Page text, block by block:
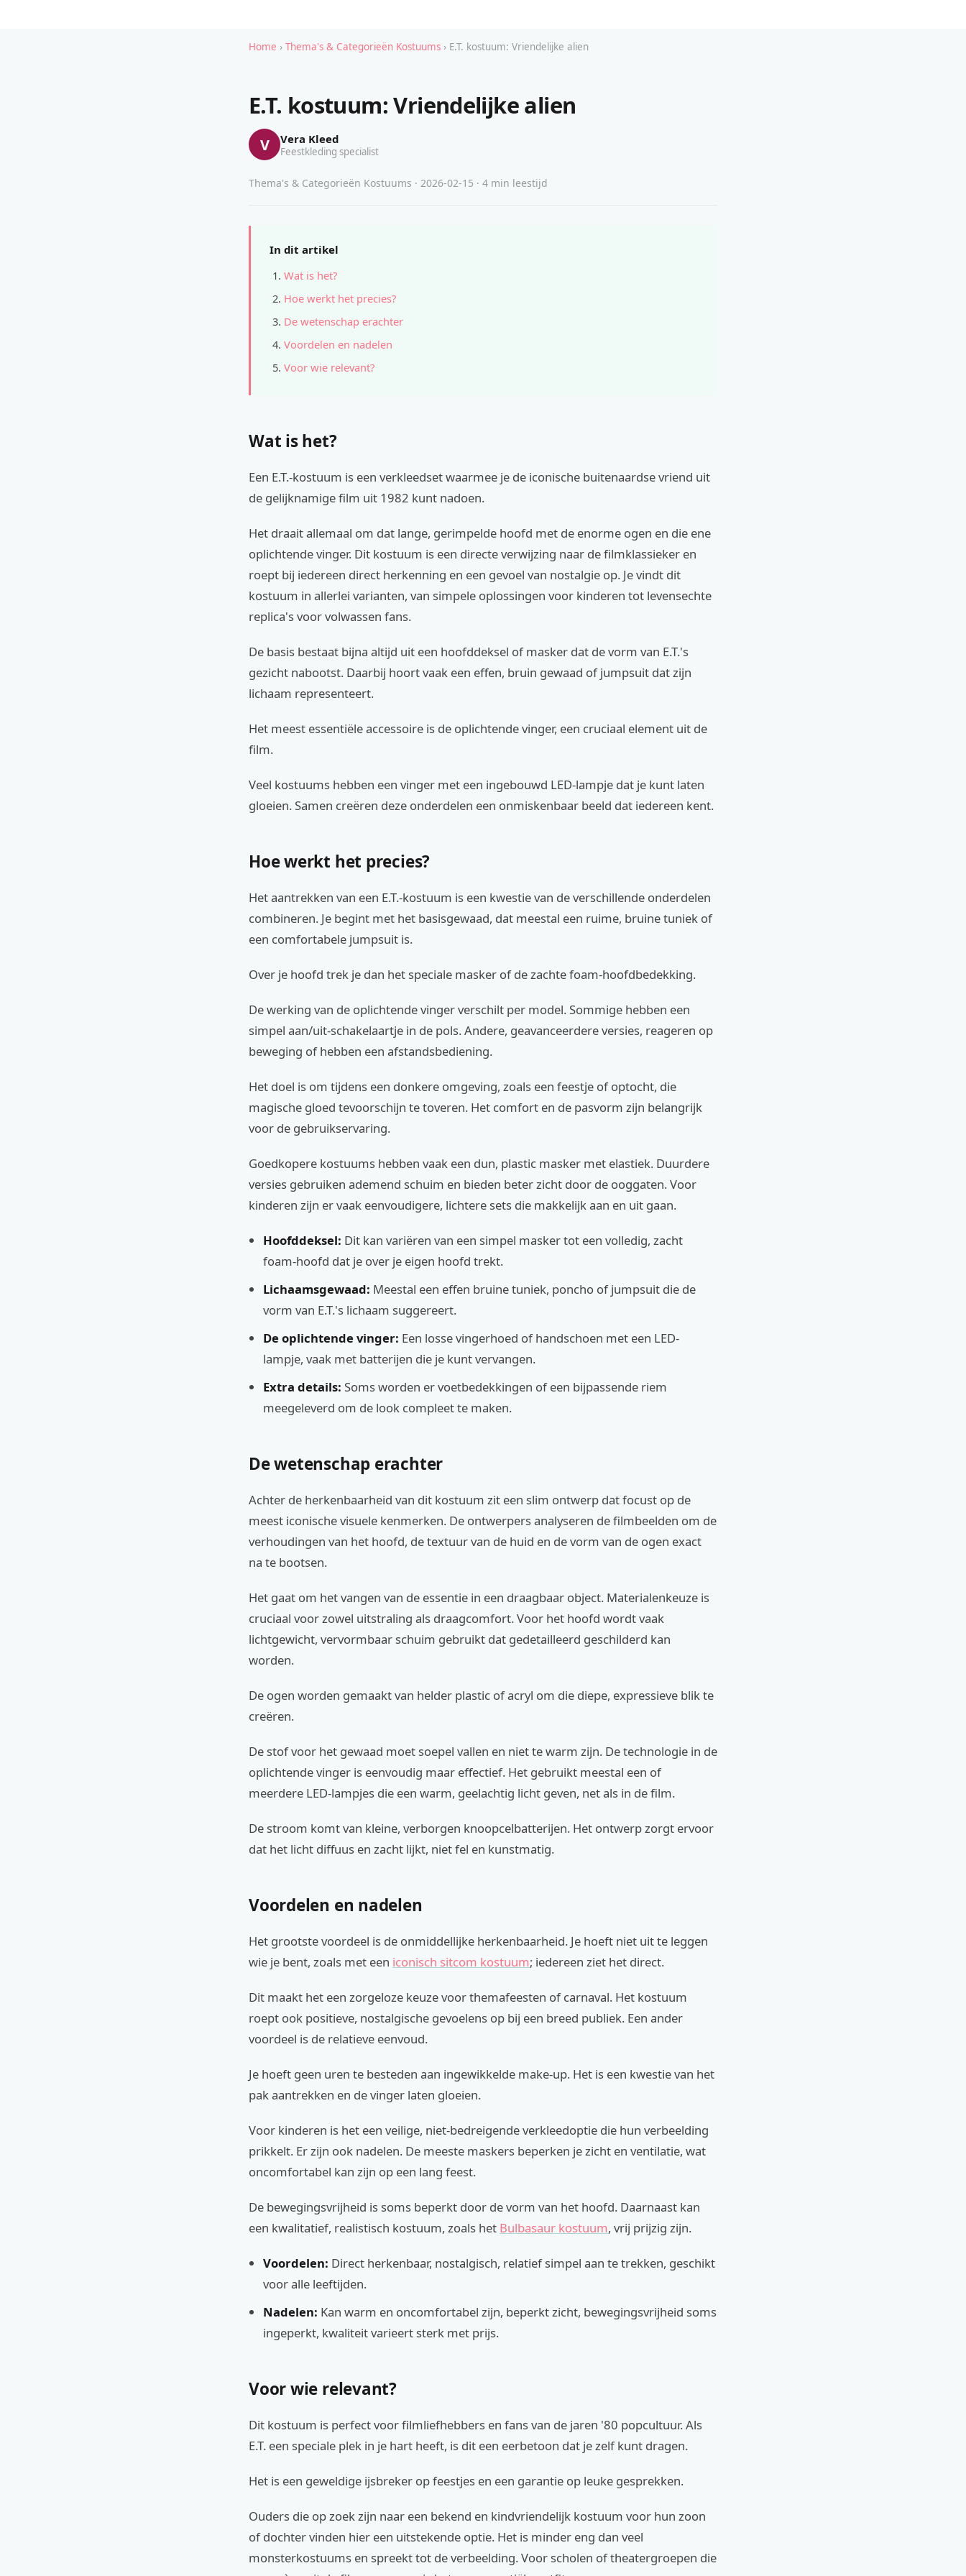
Home › Thema's & Categorieën Kostuums › E.T. kostuum: Vriendelijke alien
E.T. kostuum: Vriendelijke alien
V Vera Kleed
Feestkleding specialist
Thema's & Categorieën Kostuums · 2026-02-15 · 4 min leestijd
In dit artikel
Wat is het?
Hoe werkt het precies?
De wetenschap erachter
Voordelen en nadelen
Voor wie relevant?
Wat is het?
Een E.T.-kostuum is een verkleedset waarmee je de iconische buitenaardse vriend uit
de gelijknamige film uit 1982 kunt nadoen.
Het draait allemaal om dat lange, gerimpelde hoofd met de enorme ogen en die ene
oplichtende vinger. Dit kostuum is een directe verwijzing naar de filmklassieker en
roept bij iedereen direct herkenning en een gevoel van nostalgie op. Je vindt dit
kostuum in allerlei varianten, van simpele oplossingen voor kinderen tot levensechte
replica's voor volwassen fans.
De basis bestaat bijna altijd uit een hoofddeksel of masker dat de vorm van E.T.'s
gezicht nabootst. Daarbij hoort vaak een effen, bruin gewaad of jumpsuit dat zijn
lichaam representeert.
Het meest essentiële accessoire is de oplichtende vinger, een cruciaal element uit de
film.
Veel kostuums hebben een vinger met een ingebouwd LED-lampje dat je kunt laten
gloeien. Samen creëren deze onderdelen een onmiskenbaar beeld dat iedereen kent.
Hoe werkt het precies?
Het aantrekken van een E.T.-kostuum is een kwestie van de verschillende onderdelen
combineren. Je begint met het basisgewaad, dat meestal een ruime, bruine tuniek of
een comfortabele jumpsuit is.
Over je hoofd trek je dan het speciale masker of de zachte foam-hoofdbedekking.
De werking van de oplichtende vinger verschilt per model. Sommige hebben een
simpel aan/uit-schakelaartje in de pols. Andere, geavanceerdere versies, reageren op
beweging of hebben een afstandsbediening.
Het doel is om tijdens een donkere omgeving, zoals een feestje of optocht, die
magische gloed tevoorschijn te toveren. Het comfort en de pasvorm zijn belangrijk
voor de gebruikservaring.
Goedkopere kostuums hebben vaak een dun, plastic masker met elastiek. Duurdere
versies gebruiken ademend schuim en bieden beter zicht door de ooggaten. Voor
kinderen zijn er vaak eenvoudigere, lichtere sets die makkelijk aan en uit gaan.
Hoofddeksel: Dit kan variëren van een simpel masker tot een volledig, zacht
foam-hoofd dat je over je eigen hoofd trekt.
Lichaamsgewaad: Meestal een effen bruine tuniek, poncho of jumpsuit die de
vorm van E.T.'s lichaam suggereert.
De oplichtende vinger: Een losse vingerhoed of handschoen met een LED-
lampje, vaak met batterijen die je kunt vervangen.
Extra details: Soms worden er voetbedekkingen of een bijpassende riem
meegeleverd om de look compleet te maken.
De wetenschap erachter
Achter de herkenbaarheid van dit kostuum zit een slim ontwerp dat focust op de
meest iconische visuele kenmerken. De ontwerpers analyseren de filmbeelden om de
verhoudingen van het hoofd, de textuur van de huid en de vorm van de ogen exact
na te bootsen.
Het gaat om het vangen van de essentie in een draagbaar object. Materialenkeuze is
cruciaal voor zowel uitstraling als draagcomfort. Voor het hoofd wordt vaak
lichtgewicht, vervormbaar schuim gebruikt dat gedetailleerd geschilderd kan
worden.
De ogen worden gemaakt van helder plastic of acryl om die diepe, expressieve blik te
creëren.
De stof voor het gewaad moet soepel vallen en niet te warm zijn. De technologie in de
oplichtende vinger is eenvoudig maar effectief. Het gebruikt meestal een of
meerdere LED-lampjes die een warm, geelachtig licht geven, net als in de film.
De stroom komt van kleine, verborgen knoopcelbatterijen. Het ontwerp zorgt ervoor
dat het licht diffuus en zacht lijkt, niet fel en kunstmatig.
Voordelen en nadelen
Het grootste voordeel is de onmiddellijke herkenbaarheid. Je hoeft niet uit te leggen
wie je bent, zoals met een iconisch sitcom kostuum; iedereen ziet het direct.
Dit maakt het een zorgeloze keuze voor themafeesten of carnaval. Het kostuum
roept ook positieve, nostalgische gevoelens op bij een breed publiek. Een ander
voordeel is de relatieve eenvoud.
Je hoeft geen uren te besteden aan ingewikkelde make-up. Het is een kwestie van het
pak aantrekken en de vinger laten gloeien.
Voor kinderen is het een veilige, niet-bedreigende verkleedoptie die hun verbeelding
prikkelt. Er zijn ook nadelen. De meeste maskers beperken je zicht en ventilatie, wat
oncomfortabel kan zijn op een lang feest.
De bewegingsvrijheid is soms beperkt door de vorm van het hoofd. Daarnaast kan
een kwalitatief, realistisch kostuum, zoals het Bulbasaur kostuum, vrij prijzig zijn.
Voordelen: Direct herkenbaar, nostalgisch, relatief simpel aan te trekken, geschikt
voor alle leeftijden.
Nadelen: Kan warm en oncomfortabel zijn, beperkt zicht, bewegingsvrijheid soms
ingeperkt, kwaliteit varieert sterk met prijs.
Voor wie relevant?
Dit kostuum is perfect voor filmliefhebbers en fans van de jaren '80 popcultuur. Als
E.T. een speciale plek in je hart heeft, is dit een eerbetoon dat je zelf kunt dragen.
Het is een geweldige ijsbreker op feestjes en een garantie op leuke gesprekken.
Ouders die op zoek zijn naar een bekend en kindvriendelijk kostuum voor hun zoon
of dochter vinden hier een uitstekende optie. Het is minder eng dan veel
monsterkostuums en spreekt tot de verbeelding. Voor scholen of theatergroepen die